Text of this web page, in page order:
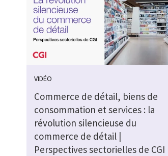
VIDÉO
Commerce de détail, biens de
consommation et services : la
révolution silencieuse du
commerce de détail |
Perspectives sectorielles de CGI